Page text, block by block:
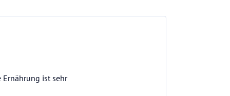
Ernährung ist sehr